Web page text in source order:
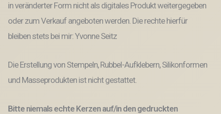
in veränderter Form nicht als digitales Produkt weitergegeben
oder zum Verkauf angeboten werden. Die rechte hierfür
bleiben stets bei mir: Yvonne Seitz
Die Erstellung von Stempeln, Rubbel-Aufklebern, Silikonformen
und Masseprodukten ist nicht gestattet.
Bitte niemals echte Kerzen auf/in den gedruckten